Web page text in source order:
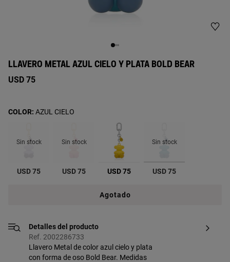
LLAVERO METAL AZUL CIELO Y PLATA BOLD BEAR
USD 75
Sin stock
USD 75
Sin stock
USD 75 USD 75
Sin stock
seleccionado
USD 75
COLOR: AZUL CIELO
Agotado
Detalles del producto
Ref. 2002286733
Llavero Metal de color azul cielo y plata
con forma de oso Bold Bear. Medidas